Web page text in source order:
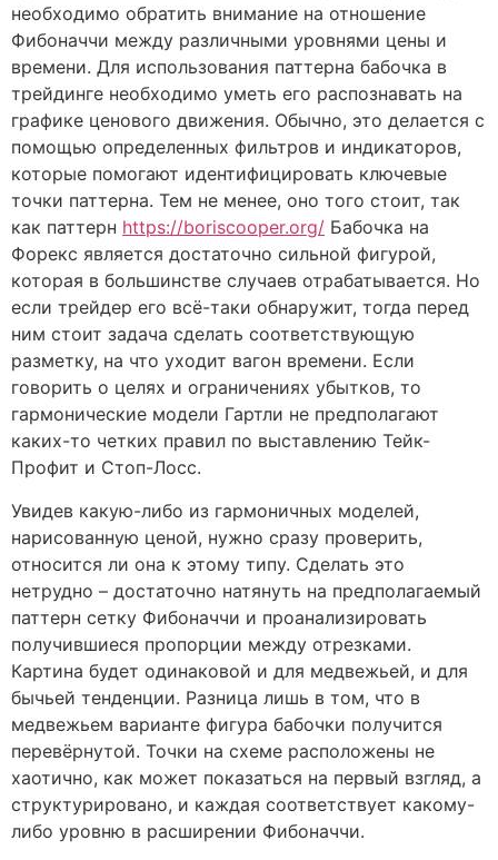
необходимо обратить внимание на отношение
Фибоначчи между различными уровнями цены и
времени. Для использования паттерна бабочка в
трейдинге необходимо уметь его распознавать на
графике ценового движения. Обычно, это делается с
помощью определенных фильтров и индикаторов,
которые помогают идентифицировать ключевые
точки паттерна. Тем не менее, оно того стоит, так
как паттерн https://boriscooper.org/ Бабочка на
Форекс является достаточно сильной фигурой,
которая в большинстве случаев отрабатывается. Но
если трейдер его всё-таки обнаружит, тогда перед
ним стоит задача сделать соответствующую
разметку, на что уходит вагон времени. Если
говорить о целях и ограничениях убытков, то
гармонические модели Гартли не предполагают
каких-то четких правил по выставлению Тейк-
Профит и Стоп-Лосс.
Увидев какую-либо из гармоничных моделей,
нарисованную ценой, нужно сразу проверить,
относится ли она к этому типу. Сделать это
нетрудно – достаточно натянуть на предполагаемый
паттерн сетку Фибоначчи и проанализировать
получившиеся пропорции между отрезками.
Картина будет одинаковой и для медвежьей, и для
бычьей тенденции. Разница лишь в том, что в
медвежьем варианте фигура бабочки получится
перевёрнутой. Точки на схеме расположены не
хаотично, как может показаться на первый взгляд, а
структурировано, и каждая соответствует какому-
либо уровню в расширении Фибоначчи.